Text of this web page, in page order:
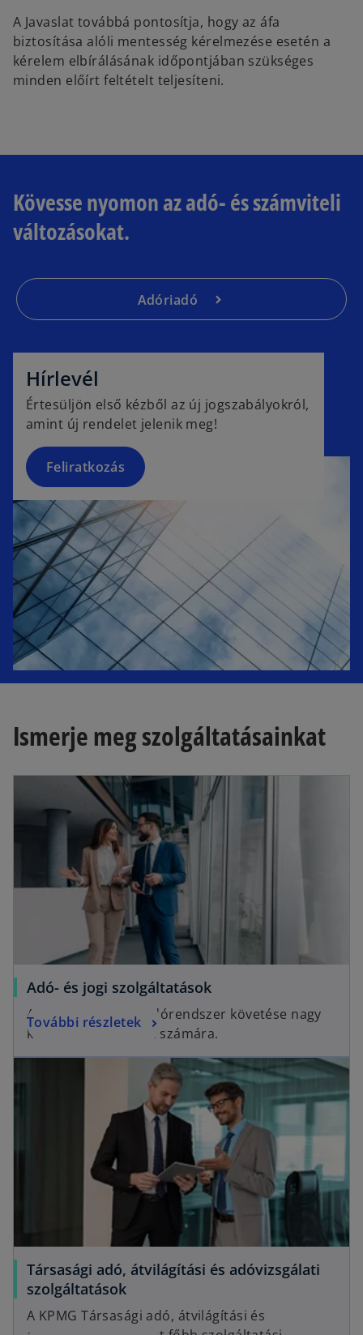
A Javaslat továbbá pontosítja, hogy az áfa
biztosítása alóli mentesség kérelmezése esetén a
kérelem elbírálásának időpontjában szükséges
minden előírt feltételt teljesíteni.
Kövesse nyomon az adó- és számviteli
változásokat.
Adóriadó
Hírlevél
Értesüljön első kézből az új jogszabályokról,
amint új rendelet jelenik meg!
Feliratkozás
p
e
n
s
i
n
a
n
e
w
t
a
b
Ismerje meg szolgáltatásainkat
Adó- és jogi szolgáltatások
A gyakran változó adórendszer követése nagy
kihívás a társaságok számára.
További részletek
Társasági adó, átvilágítási és adóvizsgálati
szolgáltatások
A KPMG Társasági adó, átvilágítási és